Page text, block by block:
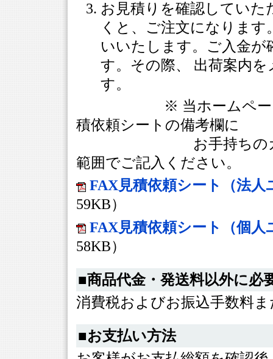
お見積りを確認していた
くと、ご注文になりま
いいたします。ご入金が
す。その際、 出荷案内
す。
※ 当ホームページに
積依頼シートの備考欄に
お手持ちのカタロ
範囲でご記入ください。
FAX見積依頼シート（法人
59KB）
FAX見積依頼シート（個人
58KB）
■商品代金・発送料以外に必
消費税およびお振込手数料
■お支払い方法